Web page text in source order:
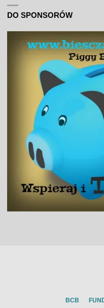
DO SPONSORÓW
BCB